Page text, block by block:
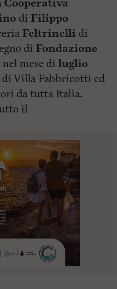
Cooperativa
di Filippo
Feltrinelli di
di Fondazione
nel mese diluglio
di Villa Fabbricotti ed
da tutta Italia.
il